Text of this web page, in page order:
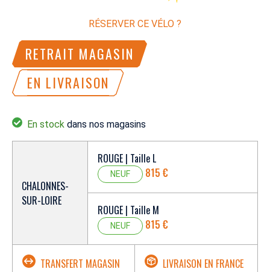
RÉSERVER CE VÉLO ?
RETRAIT MAGASIN
EN LIVRAISON
En stock dans nos magasins
CHALONNES-
SUR-LOIRE
ROUGE | Taille L
NEUF 815 €
ROUGE | Taille M
NEUF 815 €
TRANSFERT MAGASIN
LIVRAISON EN FRANCE